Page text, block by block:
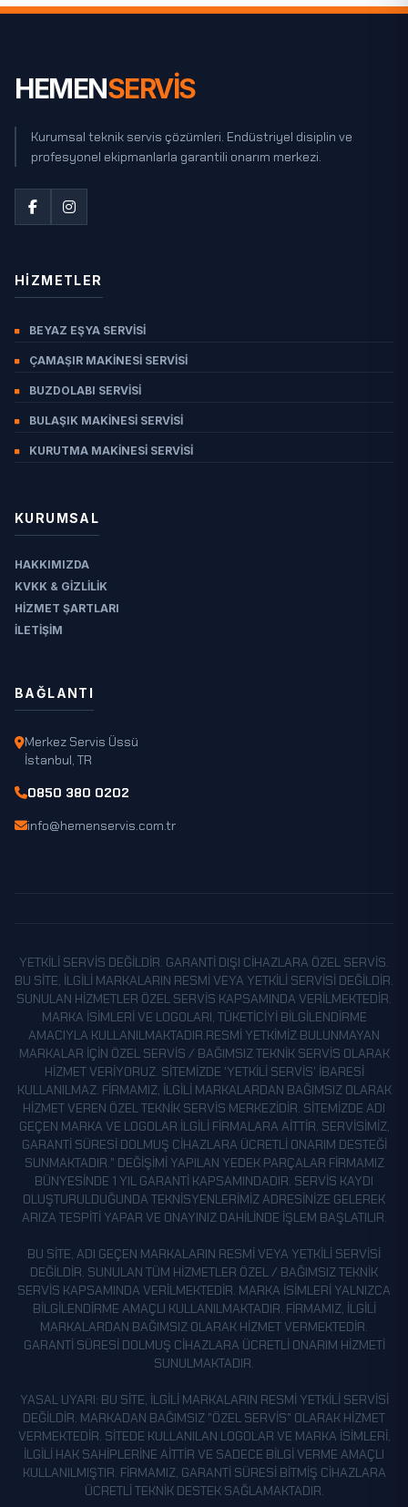
BILECIK
BOLU
BURDUR
BURSA
ÇANAKKALE
ÇANKIRI
DENIZLI
DÜZCE
EDIRNE
ELAZIĞ
ERZINCAN
ERZURUM
GIRESUN
GÜMÜŞHANE
HATAY
İSTANBUL
İZMIR
KAHRAMANMARAŞ
KARABÜK
KARAMAN
KIRIKKALE
KIRKLARELI
KIRŞEHIR
KOCAELI
KONYA
KÜTAHYA
MALATYA
MANISA
MARDIN
MUĞLA
MUŞ
NEVŞEHIR
NIĞDE
OSMANIYE
RIZE
SAKARYA
SAMSUN
HEMENSERVİS
Kurumsal teknik servis çözümleri. Endüstriyel disiplin ve
profesyonel ekipmanlarla garantili onarım merkezi.
HIZMETLER
BEYAZ EŞYA SERVISI
ÇAMAŞIR MAKINESI SERVISI
BUZDOLABI SERVISI
BULAŞIK MAKINESI SERVISI
KURUTMA MAKINESI SERVISI
KURUMSAL
HAKKIMIZDA
KVKK & GIZLILIK
HIZMET ŞARTLARI
İLETIŞIM
BAĞLANTI
Merkez Servis Üssü
İstanbul, TR
0850 380 0202
info@hemenservis.com.tr
YETKILI SERVIS DEĞILDIR. GARANTI DIŞI CIHAZLARA ÖZEL SERVIS.
BU SITE, ILGILI MARKALARIN RESMI VEYA YETKILI SERVISI DEĞILDIR.
SUNULAN HIZMETLER ÖZEL SERVIS KAPSAMINDA VERILMEKTEDIR.
MARKA ISIMLERI VE LOGOLARI, TÜKETICIYI BILGILENDIRME
AMACIYLA KULLANILMAKTADIR.RESMI YETKIMIZ BULUNMAYAN
MARKALAR IÇIN ÖZEL SERVIS / BAĞIMSIZ TEKNIK SERVIS OLARAK
HIZMET VERIYORUZ. SITEMIZDE 'YETKILI SERVIS' IBARESI
KULLANILMAZ. FIRMAMIZ, ILGILI MARKALARDAN BAĞIMSIZ OLARAK
HIZMET VEREN ÖZEL TEKNIK SERVIS MERKEZIDIR. SITEMIZDE ADI
GEÇEN MARKA VE LOGOLAR ILGILI FIRMALARA AITTIR. SERVISIMIZ,
GARANTI SÜRESI DOLMUŞ CIHAZLARA ÜCRETLI ONARIM DESTEĞI
SUNMAKTADIR." DEĞIŞIMI YAPILAN YEDEK PARÇALAR FIRMAMIZ
BÜNYESINDE 1 YIL GARANTI KAPSAMINDADIR. SERVIS KAYDI
OLUŞTURULDUĞUNDA TEKNISYENLERIMIZ ADRESINIZE GELEREK
ARIZA TESPITI YAPAR VE ONAYINIZ DAHILINDE IŞLEM BAŞLATILIR.
BU SITE, ADI GEÇEN MARKALARIN RESMI VEYA YETKILI SERVISI
DEĞILDIR. SUNULAN TÜM HIZMETLER ÖZEL / BAĞIMSIZ TEKNIK
SERVIS KAPSAMINDA VERILMEKTEDIR. MARKA ISIMLERI YALNIZCA
BILGILENDIRME AMAÇLI KULLANILMAKTADIR. FIRMAMIZ, ILGILI
MARKALARDAN BAĞIMSIZ OLARAK HIZMET VERMEKTEDIR.
GARANTI SÜRESI DOLMUŞ CIHAZLARA ÜCRETLI ONARIM HIZMETI
SUNULMAKTADIR.
YASAL UYARI: BU SITE, ILGILI MARKALARIN RESMI YETKILI SERVISI
DEĞILDIR. MARKADAN BAĞIMSIZ "ÖZEL SERVIS" OLARAK HIZMET
VERMEKTEDIR. SITEDE KULLANILAN LOGOLAR VE MARKA ISIMLERI,
ILGILI HAK SAHIPLERINE AITTIR VE SADECE BILGI VERME AMAÇLI
KULLANILMIŞTIR. FIRMAMIZ, GARANTI SÜRESI BITMIŞ CIHAZLARA
ÜCRETLI TEKNIK DESTEK SAĞLAMAKTADIR.